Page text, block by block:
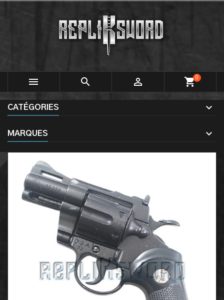
   shopping_cart0
CATÉGORIES
MARQUES